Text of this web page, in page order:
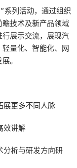
系列活动，通过组织
技术及新产品领域
展示交流，展现汽
量化、智能化、网
。
不同人脉
解
发方向研